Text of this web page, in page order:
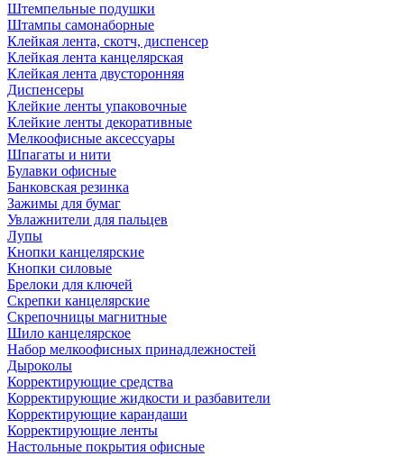
Штемпельные подушки
Штампы самонаборные
Клейкая лента, скотч, диспенсер
Клейкая лента канцелярская
Клейкая лента двусторонняя
Диспенсеры
Клейкие ленты упаковочные
Клейкие ленты декоративные
Мелкоофисные аксессуары
Шпагаты и нити
Булавки офисные
Банковская резинка
Зажимы для бумаг
Увлажнители для пальцев
Лупы
Кнопки канцелярские
Кнопки силовые
Брелоки для ключей
Скрепки канцелярские
Скрепочницы магнитные
Шило канцелярское
Набор мелкоофисных принадлежностей
Дыроколы
Корректирующие средства
Корректирующие жидкости и разбавители
Корректирующие карандаши
Корректирующие ленты
Настольные покрытия офисные